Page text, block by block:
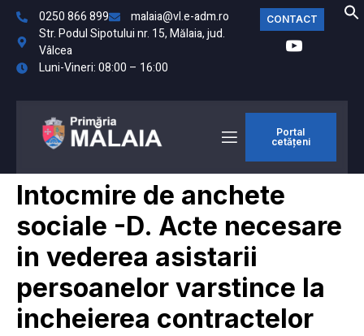
0250 866 899
malaia@vl.e-adm.ro
Str. Podul Sipotului nr. 15, Mălaia, jud.
Vâlcea
Luni-Vineri: 08:00 – 16:00
CONTACT
Portal
cetățeni
Intocmire de anchete
sociale -D. Acte necesare
in vederea asistarii
persoanelor varstince la
incheierea contractelor